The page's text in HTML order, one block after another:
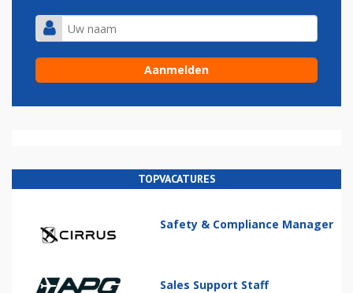
TOPVACATURES
Safety & Compliance Manager
Sales Support Staff